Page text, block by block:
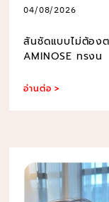
04/08/2026
สันชัดแบบไม่ต้อง
AMINOSE ทรงน
อ่านต่อ >